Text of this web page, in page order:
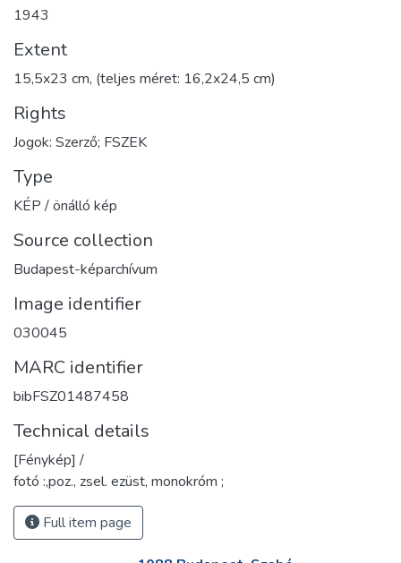
1943
Extent
15,5x23 cm, (teljes méret: 16,2x24,5 cm)
Rights
Jogok: Szerző; FSZEK
Type
KÉP / önálló kép
Source collection
Budapest-képarchívum
Image identifier
030045
MARC identifier
bibFSZ01487458
Technical details
[Fénykép] /
fotó :,poz., zsel. ezüst, monokróm ;
Full item page